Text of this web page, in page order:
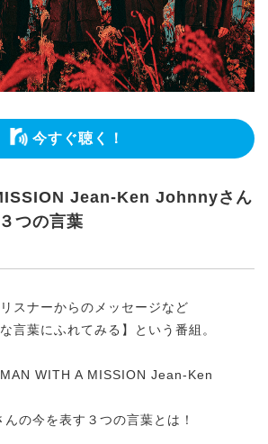
今すぐ聴く！
Jean-Ken Johnnyさん
つの言葉
スナーからのメッセージなど
言葉にふれてみる】という番組。
WITH A MISSION Jean-Ken
の今を表す３つの言葉とは！